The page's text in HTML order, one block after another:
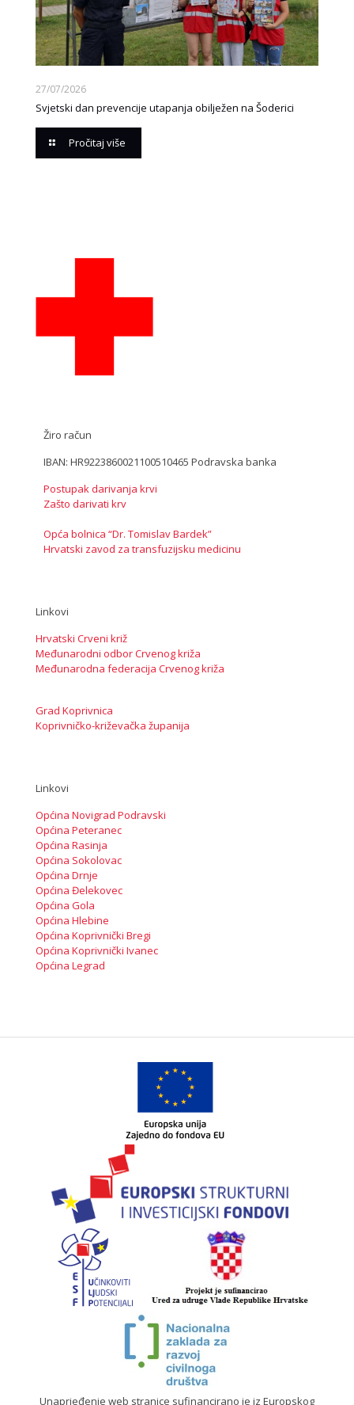
27/07/2026
Svjetski dan prevencije utapanja obilježen na Šoderici
Pročitaj više
Žiro račun
IBAN: HR9223860021100510465 Podravska banka
Postupak darivanja krvi
Zašto darivati krv
Opća bolnica “Dr. Tomislav Bardek”
Hrvatski zavod za transfuzijsku medicinu
Linkovi
Hrvatski Crveni križ
Međunarodni odbor Crvenog križa
Međunarodna federacija Crvenog križa
Grad Koprivnica
Koprivničko-križevačka županija
Linkovi
Općina Novigrad Podravski
Općina Peteranec
Općina Rasinja
Općina Sokolovac
Općina Drnje
Općina Đelekovec
Općina Gola
Općina Hlebine
Općina Koprivnički Bregi
Općina Koprivnički Ivanec
Općina Legrad
Unaprjeđenje web stranice sufinancirano je iz Europskog